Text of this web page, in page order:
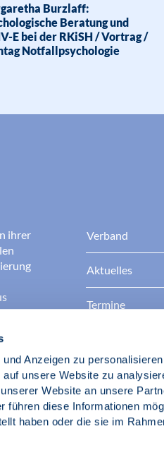
Anzeigen zu
unsere Website zu
Website an unsere
führen diese Informationen
haben oder die sie im
Burzlaff:
Beratung und
E bei der RKiSH / Vortrag /
Notfallpsychologie
ihrer
dass
aller
Verband
Aktuelles
Termine
Berufsethik
Fach- und